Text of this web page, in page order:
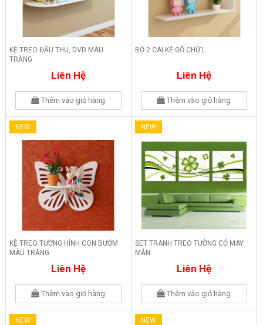
KỆ TREO ĐẦU THU, DVD MÀU
TRẮNG
Liên Hệ
Thêm vào giỏ hàng
BỘ 2 CÁI KỆ GỖ CHỮ L
Liên Hệ
Thêm vào giỏ hàng
NEW
KỆ TREO TƯỜNG HÌNH CON BƯỚM
MÀU TRẮNG
Liên Hệ
Thêm vào giỏ hàng
NEW
SET TRANH TREO TƯỜNG CỎ MAY
MẮN
Liên Hệ
Thêm vào giỏ hàng
NEW NEW